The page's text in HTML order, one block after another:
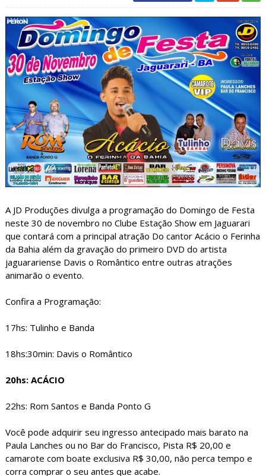
A JD Produções divulga a programação do Domingo de Festa
neste 30 de novembro no Clube Estação Show em Jaguarari
que contará com a principal atração Do cantor Acácio o Ferinha
da Bahia além da gravação do primeiro DVD do artista
jaguarariense Davis o Romântico entre outras atrações
animarão o evento.
Confira a Programação:
17hs: Tulinho e Banda
18hs:30min: Davis o Romântico
20hs: ACÁCIO
22hs: Rom Santos e Banda Ponto G
Você pode adquirir seu ingresso antecipado mais barato na
Paula Lanches ou no Bar do Francisco, Pista R$ 20,00 e
camarote com boate exclusiva R$ 30,00, não perca tempo e
corra comprar o seu antes que acabe.